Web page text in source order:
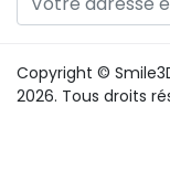
Copyright ©
2026. Tous droits